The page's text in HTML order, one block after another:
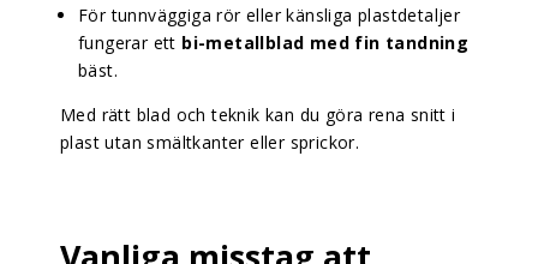
För tunnväggiga rör eller känsliga plastdetaljer
fungerar ett bi-metallblad med fin tandning
bäst.
Med rätt blad och teknik kan du göra rena snitt i
plast utan smältkanter eller sprickor.